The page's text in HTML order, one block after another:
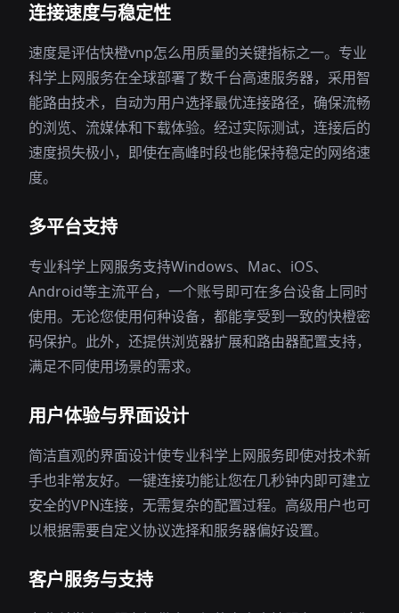
连接速度与稳定性
速度是评估快橙vnp怎么用质量的关键指标之一。专业
科学上网服务在全球部署了数千台高速服务器，采用智
能路由技术，自动为用户选择最优连接路径，确保流畅
的浏览、流媒体和下载体验。经过实际测试，连接后的
速度损失极小，即使在高峰时段也能保持稳定的网络速
度。
多平台支持
专业科学上网服务支持Windows、Mac、iOS、
Android等主流平台，一个账号即可在多台设备上同时
使用。无论您使用何种设备，都能享受到一致的快橙密
码保护。此外，还提供浏览器扩展和路由器配置支持，
满足不同使用场景的需求。
用户体验与界面设计
简洁直观的界面设计使专业科学上网服务即使对技术新
手也非常友好。一键连接功能让您在几秒钟内即可建立
安全的VPN连接，无需复杂的配置过程。高级用户也可
以根据需要自定义协议选择和服务器偏好设置。
客户服务与支持